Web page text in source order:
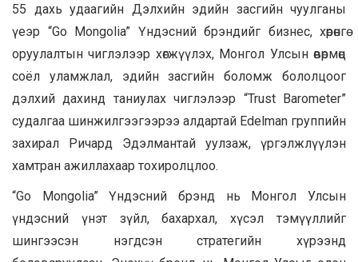
55 дахь удаагийн Дэлхийн эдийн засгийн чуулганы
үеэр “Go Mongolia” Үндэсний брэндийг бизнес, хөрөнгө
оруулалтын чиглэлээр хөгжүүлэх, Монгол Улсын өвөрмөц
соёл уламжлал, эдийн засгийн боломж бололцоог
дэлхий дахинд таниулах чиглэлээр “Trust Barometer”
судалгаа шинжилгээгээрээ алдартай Edelman группийн
захирал Ричард Эдэлмантай уулзаж, үргэлжлүүлэн
хамтран ажиллахаар тохиролцлоо.
“Go Mongolia” Үндэсний брэнд нь Монгол Улсын
үндэсний үнэт зүйл, бахархал, хүсэл тэмүүллийг
шингээсэн нэгдсэн стратегийн хүрээнд